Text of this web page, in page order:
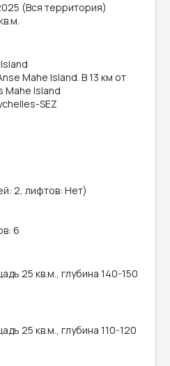
(Вся территория)
Mahe Island. В 13 км от
Mahe Island
SEZ
2, лифтов: Нет)
6
25 кв.м., глубина 140-150
25 кв.м., глубина 110-120